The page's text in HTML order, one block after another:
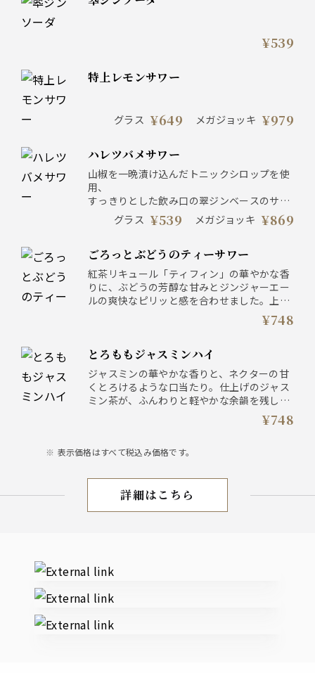
¥539
特上レモンサワー
グラス ¥649 メガジョッキ ¥979
ハレツバメサワー
山椒を一晩漬け込んだトニックシロップを使
用、
すっきりとした飲み口の翠ジンベースのサワ
ーです。グラス ¥539 メガジョッキ ¥869
ごろっとぶどうのティーサワー
紅茶リキュール「ティフィン」の華やかな香
りに、ぶどうの芳醇な甘みとジンジャーエー
ルの爽快なピリッと感を合わせました。上品
でフルーティーな香りをお愉しみください。
¥748
とろももジャスミンハイ
ジャスミンの華やかな香りと、ネクターの甘
くとろけるような口当たり。仕上げのジャス
ミン茶が、ふんわりと軽やかな余韻を残して
¥748
表示価格はすべて税込み価格です。
お飲物
詳細はこちら
External links